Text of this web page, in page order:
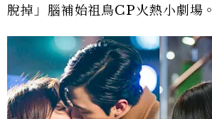
脫掉」腦補始祖鳥CP火熱小劇場。